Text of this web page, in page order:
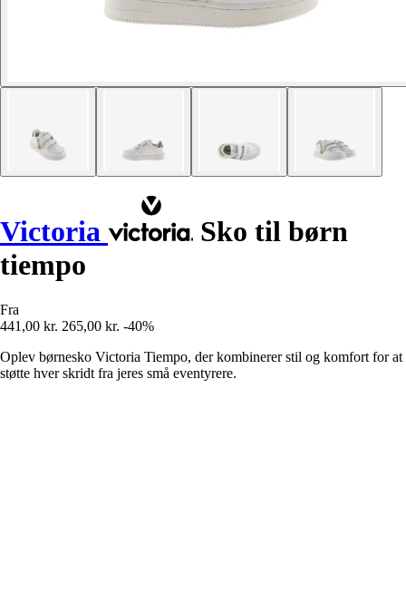
Victoria
Sko til børn
tiempo
Fra
441,00 kr. 265,00 kr. -40%
Oplev børnesko Victoria Tiempo, der kombinerer stil og komfort for at
støtte hver skridt fra jeres små eventyrere.